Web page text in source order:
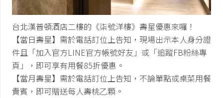
台北漢普頓酒店二樓的《柒號洋樓》壽星優惠來囉！
【當日壽星】需於電話訂位上告知，現場出示本人身分證
件且「加入官方LINE官方帳號好友」或「追蹤FB粉絲專
頁」，即可享有用餐85折優惠。
【當月壽星】需於電話訂位上告知，不論單點或桌菜用餐
貴賓，即可贈送每人壽桃乙顆。